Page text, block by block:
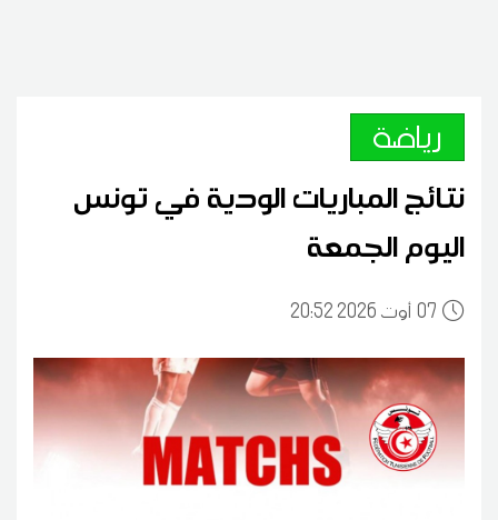
رياضة
نتائج المباريات الودية في تونس
اليوم الجمعة
0720:52 2026 أوت